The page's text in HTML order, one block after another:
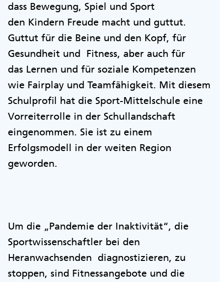
dass Bewegung, Spiel und Sport
den Kindern Freude macht und guttut.
Guttut für die Beine und den Kopf, für
Gesundheit und Fitness, aber auch für
das Lernen und für soziale Kompetenzen
wie Fairplay und Teamfähigkeit. Mit diesem
Schulprofil hat die Sport-Mittelschule eine
Vorreiterrolle in der Schullandschaft
eingenommen. Sie ist zu einem
Erfolgsmodell in der weiten Region
geworden.
Um die „Pandemie der Inaktivität“, die
Sportwissenschaftler bei den
Heranwachsenden diagnostizieren, zu
stoppen, sind Fitnessangebote und die